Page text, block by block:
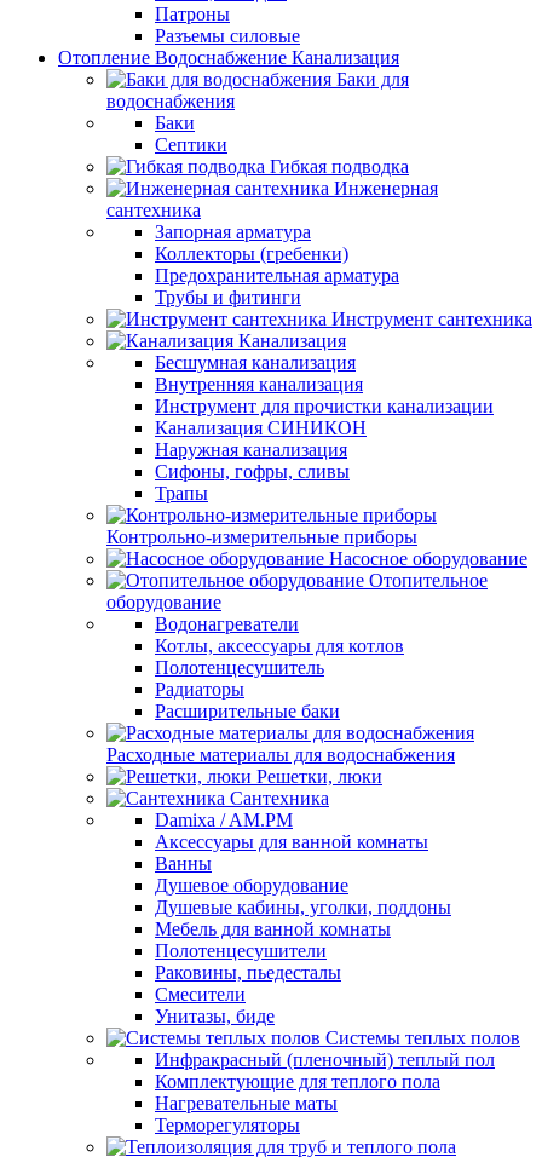
Патроны
Разъемы силовые
Отопление Водоснабжение Канализация
Баки для
водоснабжения
Баки
Септики
Гибкая подводка
Инженерная
сантехника
Запорная арматура
Коллекторы (гребенки)
Предохранительная арматура
Трубы и фитинги
Инструмент сантехника
Канализация
Бесшумная канализация
Внутренняя канализация
Инструмент для прочистки канализации
Канализация СИНИКОН
Наружная канализация
Сифоны, гофры, сливы
Трапы
Контрольно-измерительные приборы
Насосное оборудование
Отопительное
оборудование
Водонагреватели
Котлы, аксессуары для котлов
Полотенцесушитель
Радиаторы
Расширительные баки
Расходные материалы для водоснабжения
Решетки, люки
Сантехника
Damixa / AM.PM
Аксессуары для ванной комнаты
Ванны
Душевое оборудование
Душевые кабины, уголки, поддоны
Мебель для ванной комнаты
Полотенцесушители
Раковины, пьедесталы
Смесители
Унитазы, биде
Системы теплых полов
Инфракрасный (пленочный) теплый пол
Комплектующие для теплого пола
Нагревательные маты
Терморегуляторы